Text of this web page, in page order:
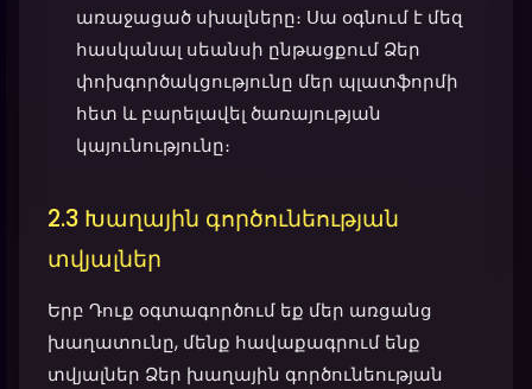
առաջացած սխալները։ Սա օգնում է մեզ
հասկանալ սեանսի ընթացքում Ձեր
փոխգործակցությունը մեր պլատֆորմի
հետ և բարելավել ծառայության
կայունությունը։
2.3 Խաղային գործունեության
տվյալներ
Երբ Դուք օգտագործում եք մեր առցանց
խաղատունը, մենք հավաքագրում ենք
տվյալներ Ձեր խաղային գործունեության